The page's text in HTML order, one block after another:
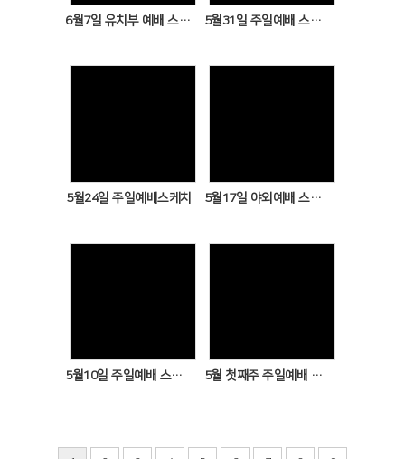
6월7일 유치부 예배 스케치 5월31일 주일예배 스케치
5월24일 주일예배스케치 5월17일 야외예배 스케치
5월10일 주일예배 스케치 5월 첫째주 주일예배 스케치